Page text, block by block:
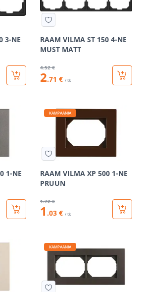
3-NE
RAAM VILMA ST 150 4-NE
MUST MATT
4.52 €
2.71 € / tk
1-NE
KAMPAANIA
RAAM VILMA XP 500 1-NE
PRUUN
1.72 €
1 .03 € / tk
KAMPAANIA